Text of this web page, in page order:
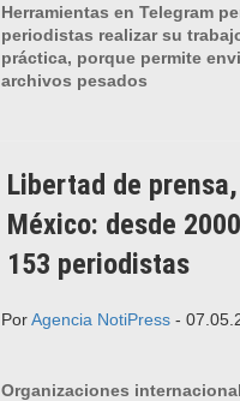
Herramientas en Telegram
periodistas realizar su
práctica, porque permite
archivos pesados
Libertad de
México: desde
153 periodistas
PorAgencia NotiPress -
Organizaciones